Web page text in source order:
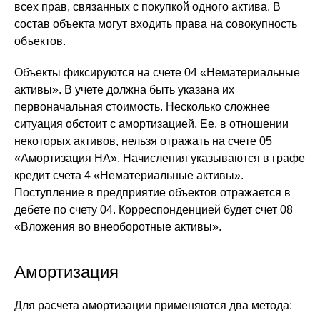
всех прав, связанных с покупкой одного актива. В
состав объекта могут входить права на совокупность
объектов.
Объекты фиксируются на счете 04 «Нематериальные
активы». В учете должна быть указана их
первоначальная стоимость. Несколько сложнее
ситуация обстоит с амортизацией. Ее, в отношении
некоторых активов, нельзя отражать на счете 05
«Амортизация НА». Начисления указываются в графе
кредит счета 4 «Нематериальные активы».
Поступление в предприятие объектов отражается в
дебете по счету 04. Корреспонденцией будет счет 08
«Вложения во внеоборотные активы».
Амортизация
Для расчета амортизации применяются два метода: